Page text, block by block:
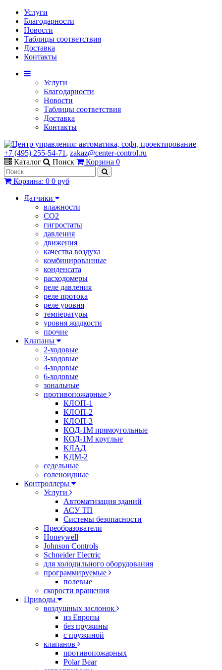
Услуги
Благодарности
Новости
Таблицы соответствия
Доставка
Контакты
Услуги
Благодарности
Новости
Таблицы соответствия
Доставка
Контакты
+7 (495) 255-54-71 , zakaz@center-control.ru
Каталог
Поиск Корзина 0
Корзина: 0 0 руб
Датчики
влажности
CO2
гигростаты
давления
движения
качества воздуха
комбинированные
конденсата
расходомеры
реле давления
реле протока
реле уровня
температуры
уровня жидкости
прочие
Клапаны
2-ходовые
3-ходовые
4-ходовые
6-ходовые
зональные
противопожарные
КЛОП-1
КЛОП-2
КЛОП-3
КОД-1М прямоугольные
КОД-1М круглые
КЛАД
КДМ-2
седельные
соленоидные
Контроллеры
Услуги
Автоматизация зданий
АСУ ТП
Системы безопасности
Преобразователи
Honeywell
Johnson Controls
Schneider Electric
для холодильного оборудования
программируемые
полевые
скорости вращения
Приводы
воздушных заслонок
из Европы
без пружины
с пружиной
клапанов
противопожарных
Polar Bear